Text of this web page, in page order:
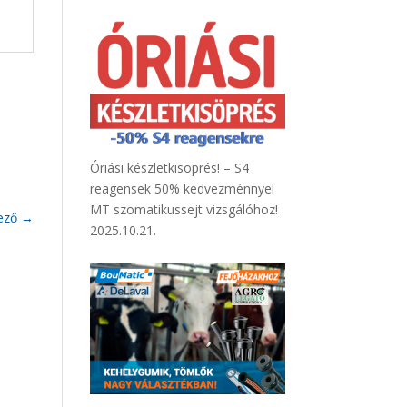
→
Óriási készletkisöprés! – S4
reagensek 50% kedvezménnyel
MT szomatikussejt vizsgálóhoz!
2025.10.21.